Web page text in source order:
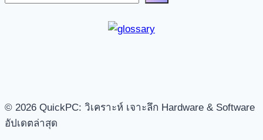
© 2026 QuickPC: วิเคราะห์ เจาะลึก Hardware & Software
อัปเดตล่าสุด